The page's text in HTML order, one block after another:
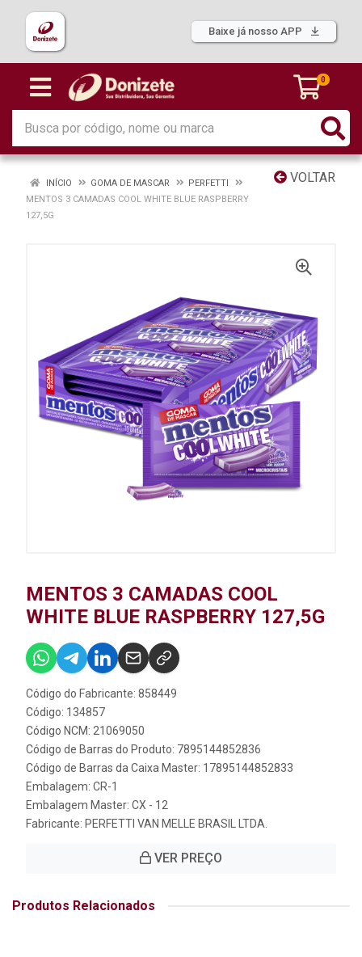
Baixe já nosso APP
0
VOLTAR
INÍCIO GOMA DE MASCAR
PERFETTI
MENTOS 3 CAMADAS COOL WHITE BLUE RASPBERRY
127,5G
MENTOS 3 CAMADAS COOL
WHITE BLUE RASPBERRY 127,5G
Código do Fabricante: 858449
Código: 134857
Código NCM: 21069050
Código de Barras do Produto: 7895144852836
Código de Barras da Caixa Master: 17895144852833
Embalagem: CR-1
Embalagem Master: CX - 12
Fabricante: PERFETTI VAN MELLE BRASIL LTDA.
VER PREÇO
Produtos Relacionados